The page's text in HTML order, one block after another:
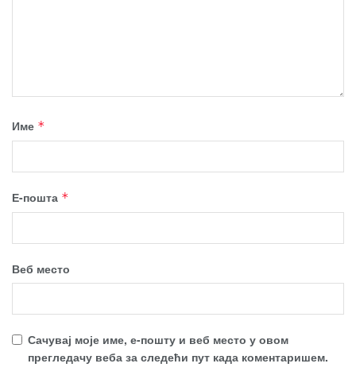
Име *
Е-пошта *
Веб место
Сачувај моје име, е-пошту и веб место у овом
прегледачу веба за следећи пут када коментаришем.